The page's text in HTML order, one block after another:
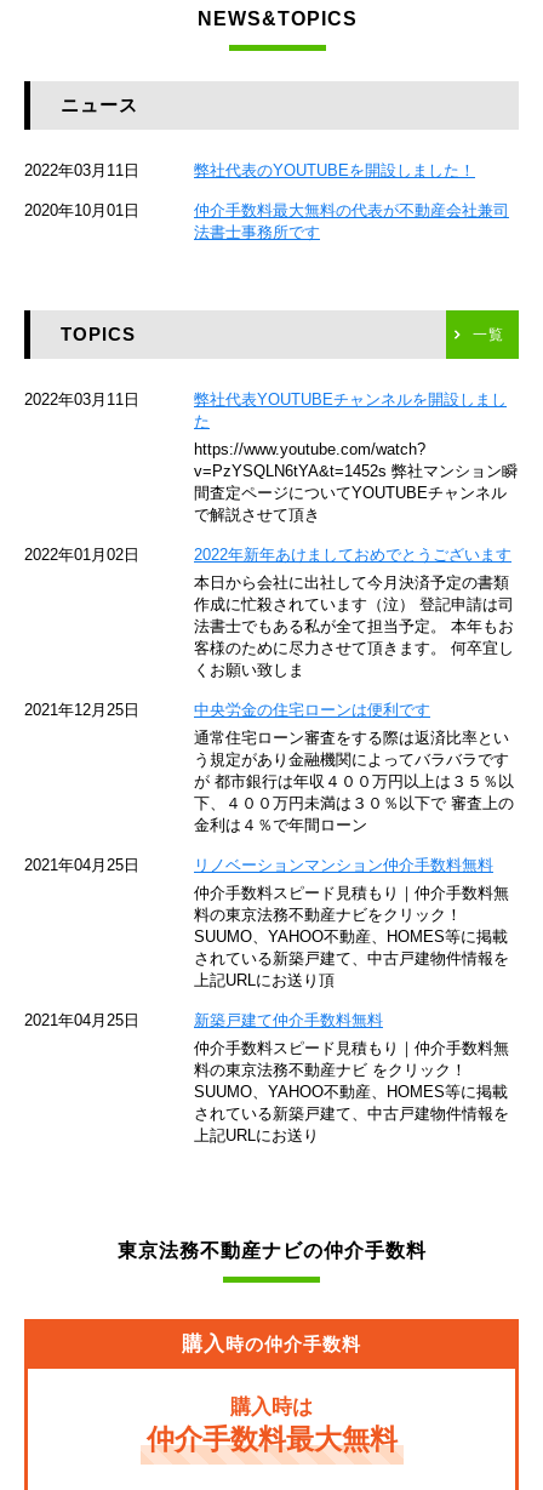
JR総武本線
京成本線
京急空港線
東京メトロ東西線
JR湘南新宿ライン
東急目黒線
西武池袋線
西武新宿線
東武東上線
NEWS&TOPICS
ニュース
2022年03月11日 弊社代表のYOUTUBEを開設しました！
2020年10月01日
仲介手数料最大無料の代表が不動産会社兼司
法書士事務所です
TOPICS 一覧
2022年03月11日
弊社代表YOUTUBEチャンネルを開設しまし
た
https://www.youtube.com/watch?
v=PzYSQLN6tYA&t=1452s 弊社マンション瞬
間査定ページについてYOUTUBEチャンネル
で解説させて頂き
2022年01月02日
2022年新年あけましておめでとうございます
本日から会社に出社して今月決済予定の書類
作成に忙殺されています（泣） 登記申請は司
法書士でもある私が全て担当予定。 本年もお
客様のために尽力させて頂きます。 何卒宜し
くお願い致しま
2021年12月25日
中央労金の住宅ローンは便利です
通常住宅ローン審査をする際は返済比率とい
う規定があり金融機関によってバラバラです
が 都市銀行は年収４００万円以上は３５％以
下、４００万円未満は３０％以下で 審査上の
金利は４％で年間ローン
2021年04月25日
リノベーションマンション仲介手数料無料
仲介手数料スピード見積もり｜仲介手数料無
料の東京法務不動産ナビをクリック！
SUUMO、YAHOO不動産、HOMES等に掲載
されている新築戸建て、中古戸建物件情報を
上記URLにお送り頂
2021年04月25日
新築戸建て仲介手数料無料
仲介手数料スピード見積もり｜仲介手数料無
料の東京法務不動産ナビ をクリック！
SUUMO、YAHOO不動産、HOMES等に掲載
されている新築戸建て、中古戸建物件情報を
上記URLにお送り
東京法務不動産ナビの仲介手数料
購入時の仲介手数料
購入時は
仲介手数料最大無料